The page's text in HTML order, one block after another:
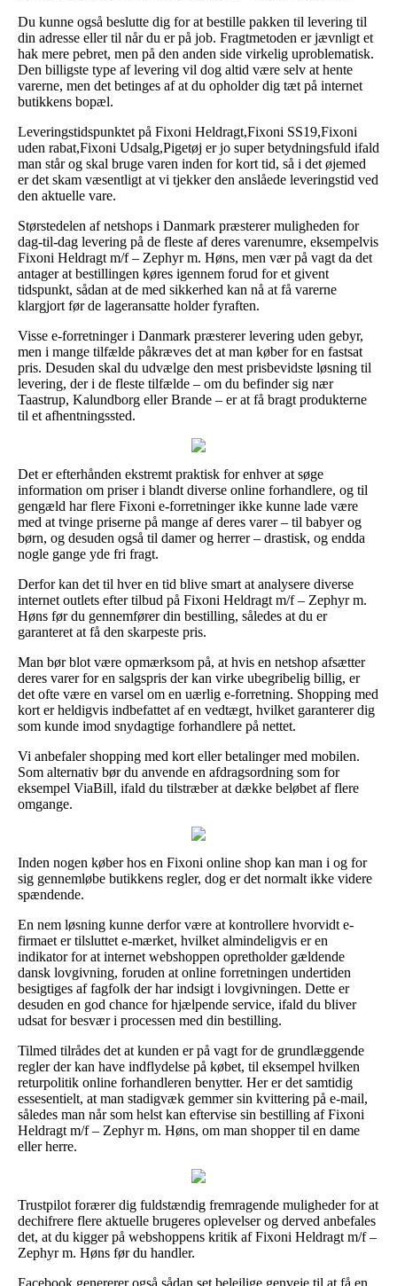
Du kunne også beslutte dig for at bestille pakken til levering til
din adresse eller til når du er på job. Fragtmetoden er jævnligt et
hak mere pebret, men på den anden side virkelig uproblematisk.
Den billigste type af levering vil dog altid være selv at hente
varerne, men det betinges af at du opholder dig tæt på internet
butikkens bopæl.
Leveringstidspunktet på Fixoni Heldragt,Fixoni SS19,Fixoni
uden rabat,Fixoni Udsalg,Pigetøj er jo super betydningsfuld ifald
man står og skal bruge varen inden for kort tid, så i det øjemed
er det skam væsentligt at vi tjekker den anslåede leveringstid ved
den aktuelle vare.
Størstedelen af netshops i Danmark præsterer muligheden for
dag-til-dag levering på de fleste af deres varenumre, eksempelvis
Fixoni Heldragt m/f – Zephyr m. Høns, men vær på vagt da det
antager at bestillingen køres igennem forud for et givent
tidspunkt, sådan at de med sikkerhed kan nå at få varerne
klargjort før de lageransatte holder fyraften.
Visse e-forretninger i Danmark præsterer levering uden gebyr,
men i mange tilfælde påkræves det at man køber for en fastsat
pris. Desuden skal du udvælge den mest prisbevidste løsning til
levering, der i de fleste tilfælde – om du befinder sig nær
Taastrup, Kalundborg eller Brande – er at få bragt produkterne
til et afhentningssted.
Det er efterhånden ekstremt praktisk for enhver at søge
information om priser i blandt diverse online forhandlere, og til
gengæld har flere Fixoni e-forretninger ikke kunne lade være
med at tvinge priserne på mange af deres varer – til babyer og
børn, og desuden også til damer og herrer – drastisk, og endda
nogle gange yde fri fragt.
Derfor kan det til hver en tid blive smart at analysere diverse
internet outlets efter tilbud på Fixoni Heldragt m/f – Zephyr m.
Høns før du gennemfører din bestilling, således at du er
garanteret at få den skarpeste pris.
Man bør blot være opmærksom på, at hvis en netshop afsætter
deres varer for en salgspris der kan virke ubegribelig billig, er
det ofte være en varsel om en uærlig e-forretning. Shopping med
kort er heldigvis indbefattet af en vedtægt, hvilket garanterer dig
som kunde imod snydagtige forhandlere på nettet.
Vi anbefaler shopping med kort eller betalinger med mobilen.
Som alternativ bør du anvende en afdragsordning som for
eksempel ViaBill, ifald du tilstræber at dække beløbet af flere
omgange.
Inden nogen køber hos en Fixoni online shop kan man i og for
sig gennemløbe butikkens regler, dog er det normalt ikke videre
spændende.
En nem løsning kunne derfor være at kontrollere hvorvidt e-
firmaet er tilsluttet e-mærket, hvilket almindeligvis er en
indikator for at internet webshoppen opretholder gældende
dansk lovgivning, foruden at online forretningen undertiden
besigtiges af fagfolk der har indsigt i lovgivningen. Dette er
desuden en god chance for hjælpende service, ifald du bliver
udsat for besvær i processen med din bestilling.
Tilmed tilrådes det at kunden er på vagt for de grundlæggende
regler der kan have indflydelse på købet, til eksempel hvilken
returpolitik online forhandleren benytter. Her er det samtidig
essesentielt, at man stadigvæk gemmer sin kvittering på e-mail,
således man når som helst kan eftervise sin bestilling af Fixoni
Heldragt m/f – Zephyr m. Høns, om man shopper til en dame
eller herre.
Trustpilot forærer dig fuldstændig fremragende muligheder for at
dechifrere flere aktuelle brugeres oplevelser og derved anbefales
det, at du kigger på webshoppens kritik af Fixoni Heldragt m/f –
Zephyr m. Høns før du handler.
Facebook genererer også sådan set belejlige genveje til at få en